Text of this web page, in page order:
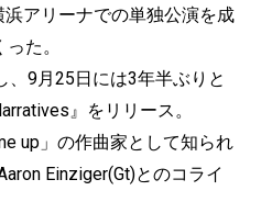
アリーナでの単独公演を成
た。
9月25日には3年半ぶりと
』をリリース。
up」の作曲家として知られ
Einziger(Gt)とのコライ